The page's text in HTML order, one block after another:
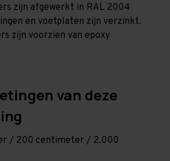
zijn afgewerkt in RAL 2004
en voetplaten zijn verzinkt.
zijn voorzien van epoxy
van deze
/ 200 centimeter / 2.000